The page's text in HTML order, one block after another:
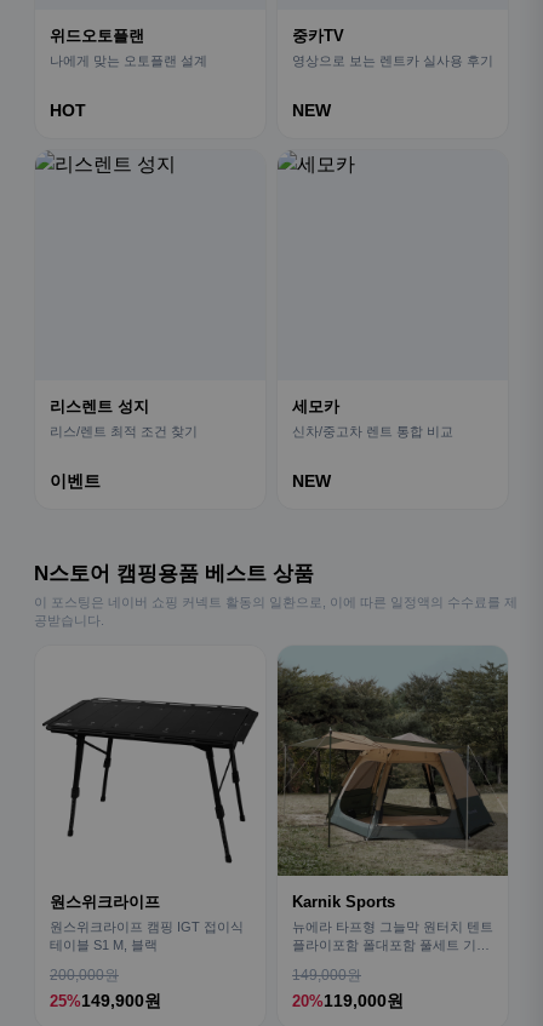
위드오토플랜
나에게 맞는 오토플랜 설계
HOT
중카TV
영상으로 보는 렌트카 실사용 후기
NEW
리스렌트 성지
리스/렌트 최적 조건 찾기
이벤트
세모카
신차/중고차 렌트 통합 비교
NEW
N스토어 캠핑용품 베스트 상품
이 포스팅은 네이버 쇼핑 커넥트 활동의 일환으로, 이에 따른 일정액의 수수료를 제
공받습니다.
원스위크라이프
원스위크라이프 캠핑 IGT 접이식
테이블 S1 M, 블랙
200,000원
25%149,900원
Karnik Sports
뉴에라 타프형 그늘막 원터치 텐트
플라이포함 폴대포함 풀세트 기본
149,000원
20%119,000원